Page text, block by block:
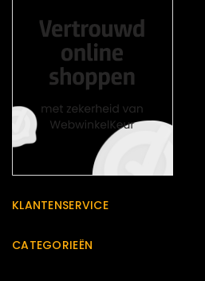
KLANTENSERVICE
CATEGORIEËN